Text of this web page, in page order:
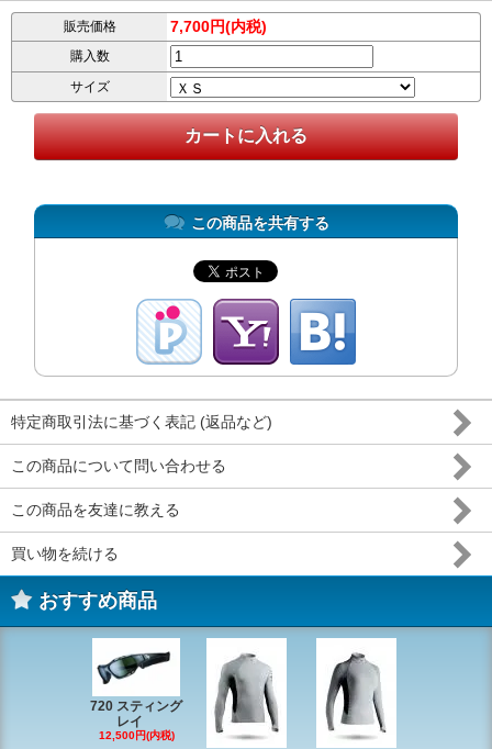
販売価格 7,700円(内税)
購入数
サイズ
この商品を共有する
特定商取引法に基づく表記 (返品など)
この商品について問い合わせる
この商品を友達に教える
買い物を続ける
おすすめ商品
720 スティング
レイ
12,500円(内税)